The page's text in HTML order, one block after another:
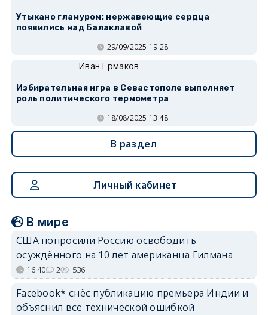
Утыкано гламуром: нержавеющие сердца
появились над Балаклавой
29/09/2025 19:28
Иван Ермаков
Избирательная игра в Севастополе выполняет
роль политического термометра
18/08/2025 13:48
В раздел
Личный кабинет
В мире
США попросили Россию освободить
осуждённого на 10 лет американца Гилмана
16:40 2 536
Facebook* снёс публикацию премьера Индии и
объяснил всё технической ошибкой